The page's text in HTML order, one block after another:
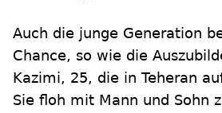
Auch die junge Generation
Chance, so wie die
Kazimi, 25, die in Teheran
Sie floh mit Mann und Sohn